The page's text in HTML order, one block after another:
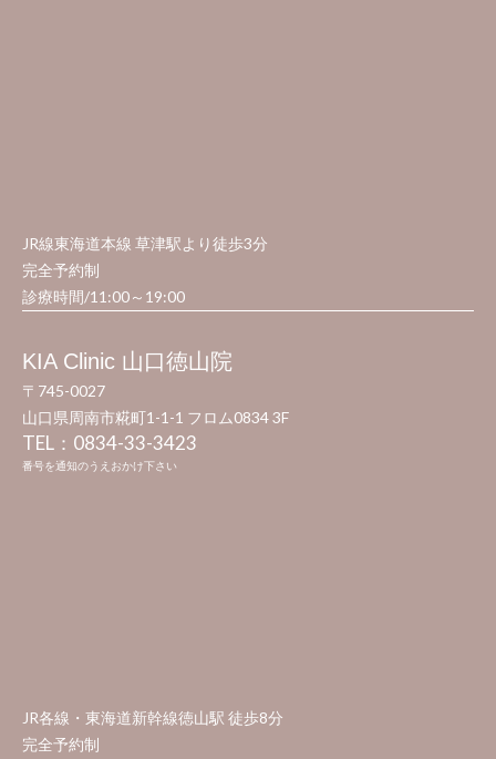
JR線東海道本線 草津駅より徒歩3分​
完全予約制
診療時間/11:00～19:00
KIA Clinic 山口徳山院
〒745-0027
山口県周南市糀町1-1-1 フロム0834 3F
TEL：0834-33-3423​
番号を通知のうえおかけ下さい
JR各線・東海道新幹線徳山駅 徒歩8分
完全予約制